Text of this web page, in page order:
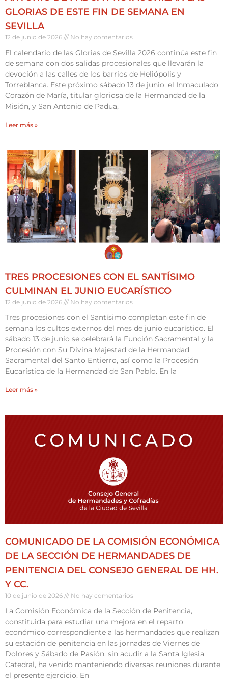
GLORIAS DE ESTE FIN DE SEMANA EN
SEVILLA
12 de junio de 2026 No hay comentarios
El calendario de las Glorias de Sevilla 2026 continúa este fin
de semana con dos salidas procesionales que llevarán la
devoción a las calles de los barrios de Heliópolis y
Torreblanca. Este próximo sábado 13 de junio, el Inmaculado
Corazón de María, titular gloriosa de la Hermandad de la
Misión, y San Antonio de Padua,
Leer más »
TRES PROCESIONES CON EL SANTÍSIMO
CULMINAN EL JUNIO EUCARÍSTICO
12 de junio de 2026 No hay comentarios
Tres procesiones con el Santísimo completan este fin de
semana los cultos externos del mes de junio eucarístico. El
sábado 13 de junio se celebrará la Función Sacramental y la
Procesión con Su Divina Majestad de la Hermandad
Sacramental del Santo Entierro, así como la Procesión
Eucarística de la Hermandad de San Pablo. En la
Leer más »
COMUNICADO DE LA COMISIÓN ECONÓMICA
DE LA SECCIÓN DE HERMANDADES DE
PENITENCIA DEL CONSEJO GENERAL DE HH.
Y CC.
10 de junio de 2026 No hay comentarios
La Comisión Económica de la Sección de Penitencia,
constituida para estudiar una mejora en el reparto
económico correspondiente a las hermandades que realizan
su estación de penitencia en las jornadas de Viernes de
Dolores y Sábado de Pasión, sin acudir a la Santa Iglesia
Catedral, ha venido manteniendo diversas reuniones durante
el presente ejercicio. En